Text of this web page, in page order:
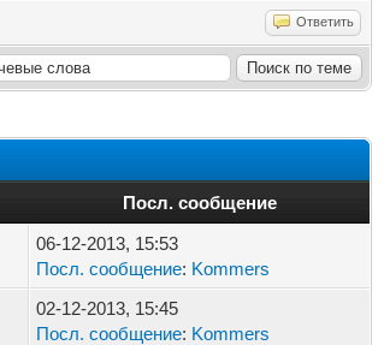
Ответить
Посл. сообщение
06-12-2013, 15:53
Посл. сообщение: Kommers
02-12-2013, 15:45
Посл. сообщение: Kommers